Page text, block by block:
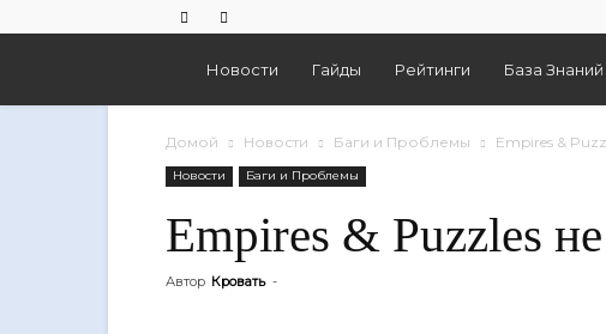
Empires
And
Новости Гайды Рейтинги База Знаний
Домой Новости Баги и Проблемы Empires &
Новости Баги и Проблемы
Empires & Puzzles
Автор Кровать -